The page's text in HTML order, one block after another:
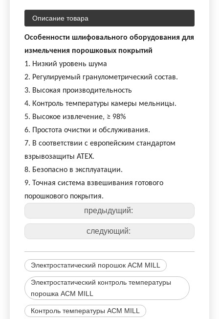
Описание товара
Особенности шлифовального оборудования для
измельчения порошковых покрытий
1. Низкий уровень шума
2. Регулируемый гранулометрический состав.
3. Высокая производительность
4. Контроль температуры камеры мельницы.
5. Высокое извлечение, ≥ 98%
6. Простота очистки и обслуживания.
7. В соответствии с европейским стандартом
взрывозащиты ATEX.
8. Безопасно в эксплуатации.
9. Точная система взвешивания готового
порошкового покрытия.
предыдущий:
следующий:
Электростатический порошок ACM MILL
Электростатический контроль температуры
порошка ACM MILL
Контроль температуры ACM MILL